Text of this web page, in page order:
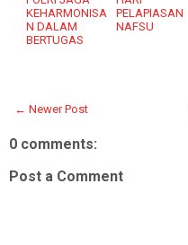
KEHARMONISA
N DALAM
BERTUGAS
PELAPIASAN
NAFSU
← Newer Post
0 comments:
Post a Comment